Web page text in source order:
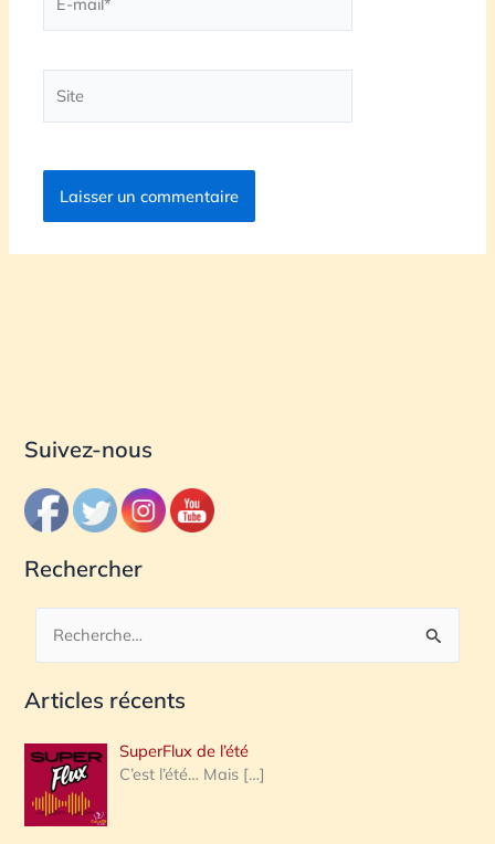
mail*
Suivez-nous
Rechercher
c
e
r
c
Articles récents
SuperFlux de l’été
C’est l’été… Mais […]